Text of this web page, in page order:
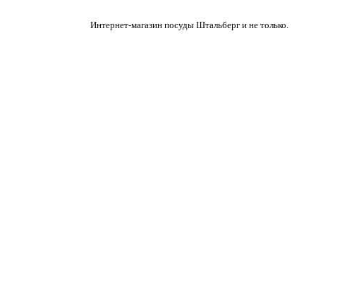
Интернет-магазин посуды Штальберг и не только.